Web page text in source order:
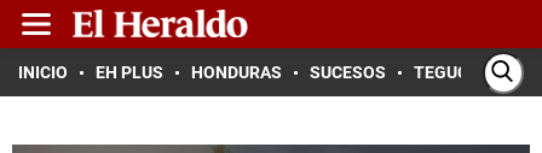
INICIO EH PLUS HONDURAS SUCESOS TEGUCIGALPA